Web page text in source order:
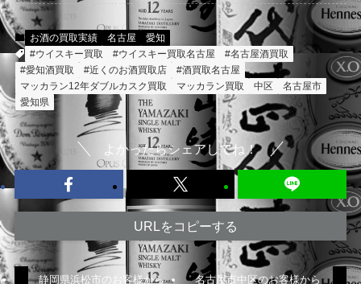
お酒の買取実績 名古屋
愛知
#ウイスキー買取
#ウイスキー買取名古屋
#名古屋酒買取
#愛知酒買取
#近くのお酒買取店
#酒買取名古屋
マッカラン12年ダブルカスク買取
マッカラン買取 中区
名古屋市
愛知県
よかったらシェアしてね！
URLをコピーする
静岡県浜松市のお客様から
名古屋市中区のお客様から